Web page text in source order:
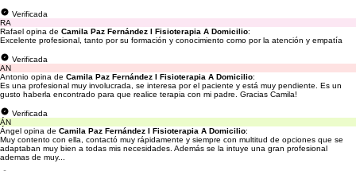
Verificada
RA
Rafael opina de Camila Paz Fernández I Fisioterapia A Domicilio:
Excelente profesional, tanto por su formación y conocimiento como por la atención y empatía
Verificada
AN
Antonio opina de Camila Paz Fernández I Fisioterapia A Domicilio:
Es una profesional muy involucrada, se interesa por el paciente y está muy pendiente. Es un
gusto haberla encontrado para que realice terapia con mi padre. Gracias Camila!
Verificada
ÁN
Ángel opina de Camila Paz Fernández I Fisioterapia A Domicilio:
Muy contento con ella, contactó muy rápidamente y siempre con multitud de opciones que se
adaptaban muy bien a todas mis necesidades. Además se la intuye una gran profesional
ademas de muy...